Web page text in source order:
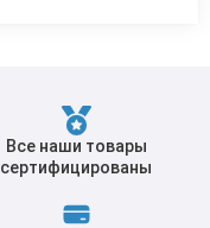
Все наши товары
сертифицированы